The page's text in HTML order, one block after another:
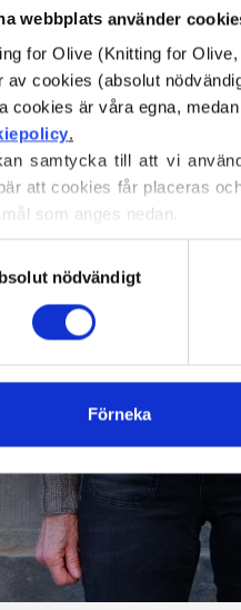
webbplats använder
for Olive (Knitting for
av cookies (absolut
.
samtycka till att vi
att cookies får placeras
som anges nedan.
när som helst ändra eller
och raderar cookies.
nödvändigt
Förneka